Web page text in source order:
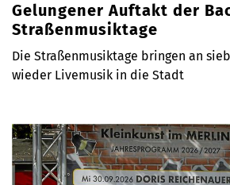
Gelungener Auftakt der
Straßenmusiktage
Die Straßenmusiktage bringen an
wieder Livemusik in die Stadt